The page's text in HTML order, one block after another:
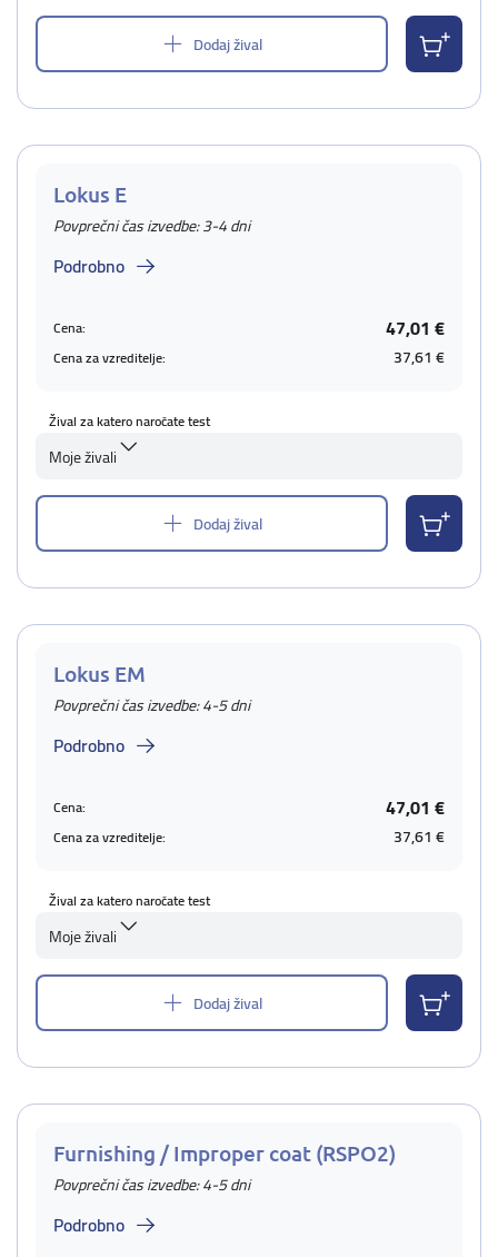
Dodaj žival
Lokus E
Povprečni čas izvedbe: 3-4 dni
Podrobno
Cena: 47,01 €
Cena za vzreditelje: 37,61 €
Žival za katero naročate test
Moje živali
Dodaj žival
Lokus EM
Povprečni čas izvedbe: 4-5 dni
Podrobno
Cena: 47,01 €
Cena za vzreditelje: 37,61 €
Žival za katero naročate test
Moje živali
Dodaj žival
Furnishing / Improper coat (RSPO2)
Povprečni čas izvedbe: 4-5 dni
Podrobno